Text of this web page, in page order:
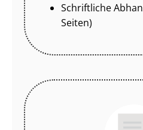
Schriftliche
Seiten)